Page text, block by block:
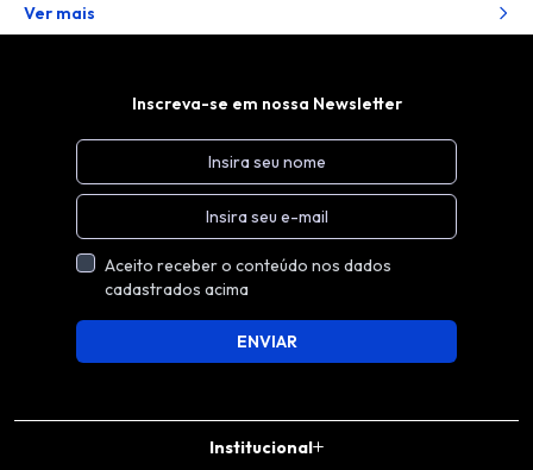
Ver mais
Institucional
Inscreva-se em nossa Newsletter
Aceito receber o conteúdo nos dados
cadastrados acima
ENVIAR